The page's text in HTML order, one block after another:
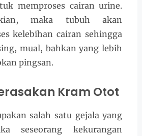
memproses cairan urine.
maka tubuh akan
kelebihan cairan sehingga
mual, bahkan yang lebih
pingsan.
Kram Otot
salah satu gejala yang
seseorang kekurangan